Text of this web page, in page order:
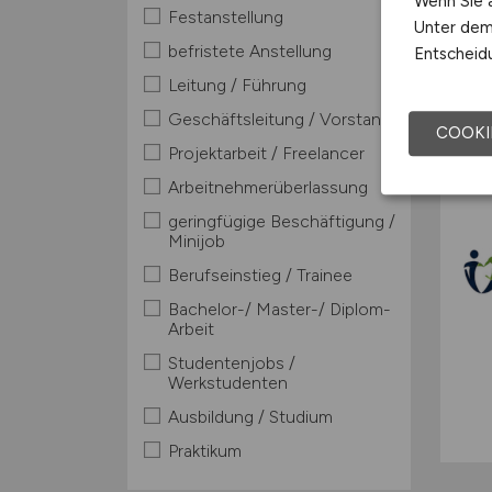
Festanstellung
befristete Anstellung
Leitung / Führung
Geschäftsleitung / Vorstand
Projektarbeit / Freelancer
Arbeitnehmerüberlassung
geringfügige Beschäftigung /
Minijob
Berufseinstieg / Trainee
Bachelor-/ Master-/ Diplom-
Arbeit
Studentenjobs /
Werkstudenten
Ausbildung / Studium
Praktikum
Unter